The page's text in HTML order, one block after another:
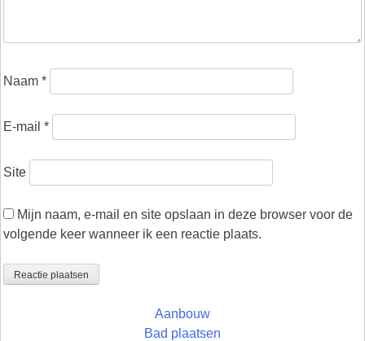
Naam *
E-mail *
Site
Mijn naam, e-mail en site opslaan in deze browser voor de
volgende keer wanneer ik een reactie plaats.
Aanbouw
Bad plaatsen